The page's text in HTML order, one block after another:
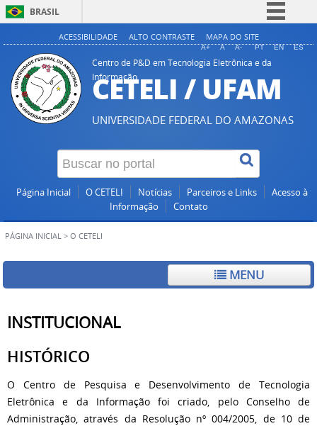
BRASIL
Simplifique!
Comunica BR
Participe
Acesso à informação
Legislação
Canais
ACESSIBILIDADE ALTO CONTRASTE MAPA DO SITE
A+ A A- PT EN ES
Centro de P&D em Tecnologia Eletrônica e da
Informação
CETELI / UFAM
UNIVERSIDADE FEDERAL DO AMAZONAS
Página Inicial O CETELI Notícias Parceiros e Links
Acesso à
Informação
Contato
PÁGINA INICIAL > O CETELI
MENU
INSTITUCIONAL
HISTÓRICO
O Centro de Pesquisa e Desenvolvimento de Tecnologia
Eletrônica e da Informação foi criado, pelo Conselho de
Administração, através da Resolução nº 004/2005, de 10 de